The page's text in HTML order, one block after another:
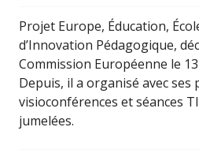
Projet Europe, Éducation,
d’Innovation Pédagogique,
Commission Européenne le
Depuis, il a organisé avec ses
visioconférences et séances
jumelées.